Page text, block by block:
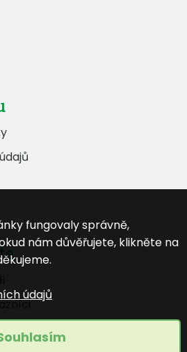
fungovaly správně,
nám důvěřujete, klikněte na
údajů